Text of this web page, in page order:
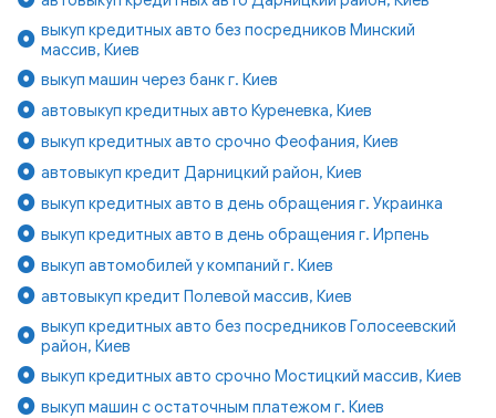
выкуп кредитных авто без посредников Минский
массив, Киев
выкуп машин через банк г. Киев
автовыкуп кредитных авто Куреневка, Киев
выкуп кредитных авто срочно Феофания, Киев
автовыкуп кредит Дарницкий район, Киев
выкуп кредитных авто в день обращения г. Украинка
выкуп кредитных авто в день обращения г. Ирпень
выкуп автомобилей у компаний г. Киев
автовыкуп кредит Полевой массив, Киев
выкуп кредитных авто без посредников Голосеевский
район, Киев
выкуп кредитных авто срочно Мостицкий массив, Киев
выкуп машин с остаточным платежом г. Киев